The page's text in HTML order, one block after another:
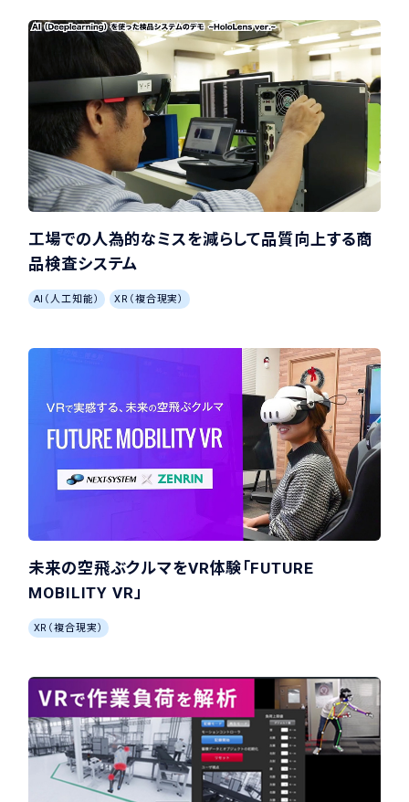
工場での人為的なミスを減らして品質向上する商
品検査システム
AI（人工知能） XR（複合現実）
未来の空飛ぶクルマをVR体験「FUTURE
MOBILITY VR」
XR（複合現実）